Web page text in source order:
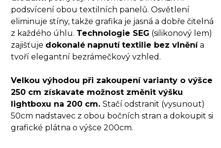
podsvícení obou textilních panelů. Osvětlení
eliminuje stíny, takže grafika je jasná a dobře čitelná
z každého úhlu. Technologie SEG (silikonový lem)
zajišťuje dokonalé napnutí textilie bez vlněnía
tvoří elegantní bezrámečkový vzhled.
Velkou výhodou při zakoupení varianty o výšce
250 cm získavate možnost změnit výšku
lightboxu na 200 cm.Stačí odstranit (vysunout)
50cm nadstavec z obou bočních stran a dokoupit si
grafické plátna o výšce 200cm.